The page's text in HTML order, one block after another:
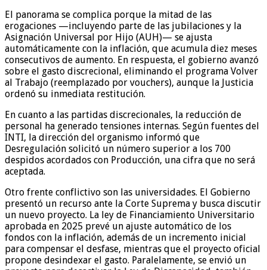
El panorama se complica porque la mitad de las
erogaciones —incluyendo parte de las jubilaciones y la
Asignación Universal por Hijo (AUH)— se ajusta
automáticamente con la inflación, que acumula diez meses
consecutivos de aumento. En respuesta, el gobierno avanzó
sobre el gasto discrecional, eliminando el programa Volver
al Trabajo (reemplazado por vouchers), aunque la Justicia
ordenó su inmediata restitución.
En cuanto a las partidas discrecionales, la reducción de
personal ha generado tensiones internas. Según fuentes del
INTI, la dirección del organismo informó que
Desregulación solicitó un número superior a los 700
despidos acordados con Producción, una cifra que no será
aceptada.
Otro frente conflictivo son las universidades. El Gobierno
presentó un recurso ante la Corte Suprema y busca discutir
un nuevo proyecto. La ley de Financiamiento Universitario
aprobada en 2025 prevé un ajuste automático de los
fondos con la inflación, además de un incremento inicial
para compensar el desfase, mientras que el proyecto oficial
propone desindexar el gasto. Paralelamente, se envió un